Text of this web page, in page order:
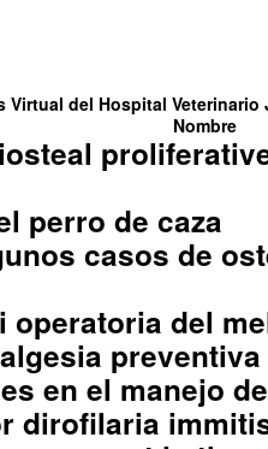
Virtual del Hospital Veterinario
Nombre
perro de caza
casos de
operatoria del
en el manejo
dirofilaria